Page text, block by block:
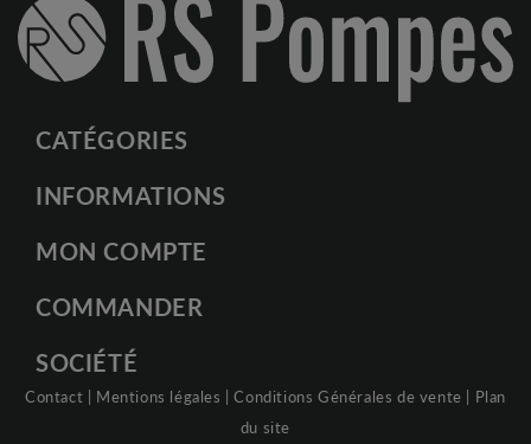
CATÉGORIES
INFORMATIONS
MON COMPTE
COMMANDER
SOCIÉTÉ
Contact | Mentions légales |Conditions Générales de vente | Plan
du site